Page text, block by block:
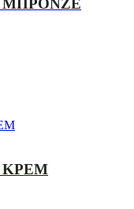
ΜΠΡΟΝΖΕ
ΚΡΕΜ